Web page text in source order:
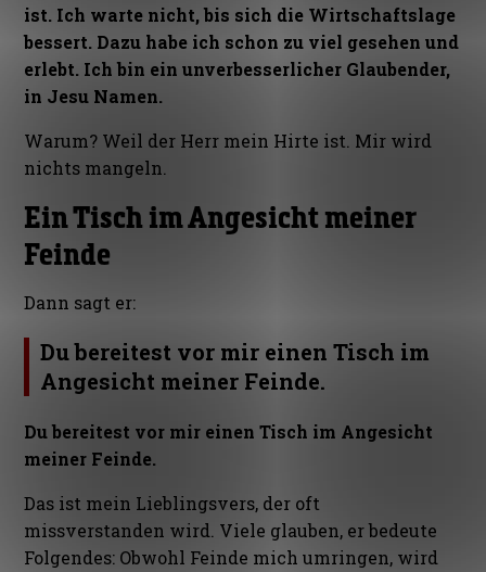
ist. Ich warte nicht, bis sich die Wirtschaftslage
bessert. Dazu habe ich schon zu viel gesehen und
erlebt. Ich bin ein unverbesserlicher Glaubender,
in Jesu Namen.
Warum? Weil der Herr mein Hirte ist. Mir wird
nichts mangeln.
Ein Tisch im Angesicht meiner
Feinde
Dann sagt er:
Du bereitest vor mir einen Tisch im
Angesicht meiner Feinde.
Du bereitest vor mir einen Tisch im Angesicht
meiner Feinde.
Das ist mein Lieblingsvers, der oft
missverstanden wird. Viele glauben, er bedeute
Folgendes: Obwohl Feinde mich umringen, wird